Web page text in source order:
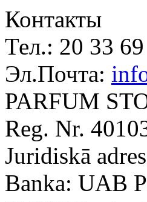
Контакты
Тел.: 20 33
Эл.Почта:
PARFUM
Reg. Nr.
Juridiskā
Banka: UAB